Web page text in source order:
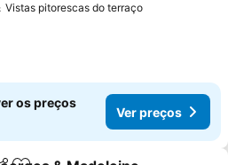
Vistas pitorescas do terraçoVer preços
os preços
Ver preços